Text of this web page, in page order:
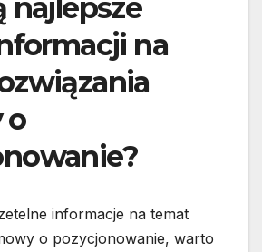
najlepsze
na
o
informacje na temat
o pozycjonowanie, warto